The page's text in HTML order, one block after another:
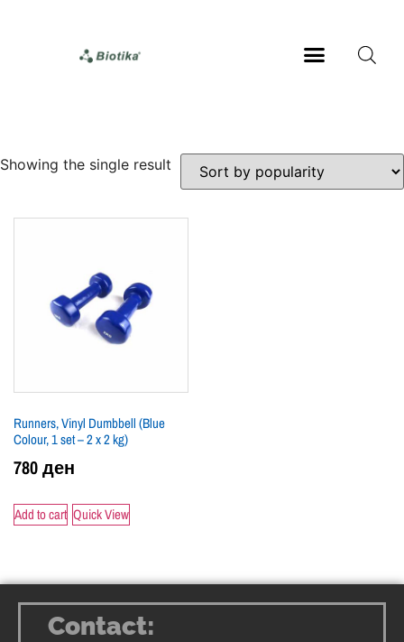
Showing the single result
Runners, Vinyl Dumbbell (Blue
Colour, 1 set – 2 x 2 kg)
780ден
Add to cart Quick View
Contact: